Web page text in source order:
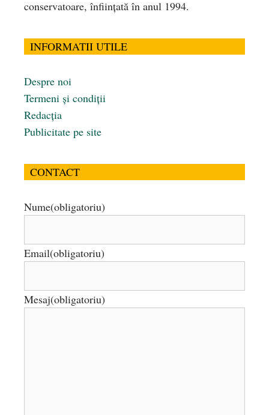
conservatoare, înfiinţată în anul 1994.
INFORMATII UTILE
Despre noi
Termeni și condiții
Redacția
Publicitate pe site
CONTACT
Nume(obligatoriu)
Email(obligatoriu)
Mesaj(obligatoriu)